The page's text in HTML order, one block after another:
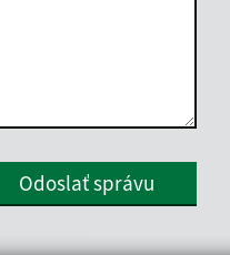
Odoslať správu